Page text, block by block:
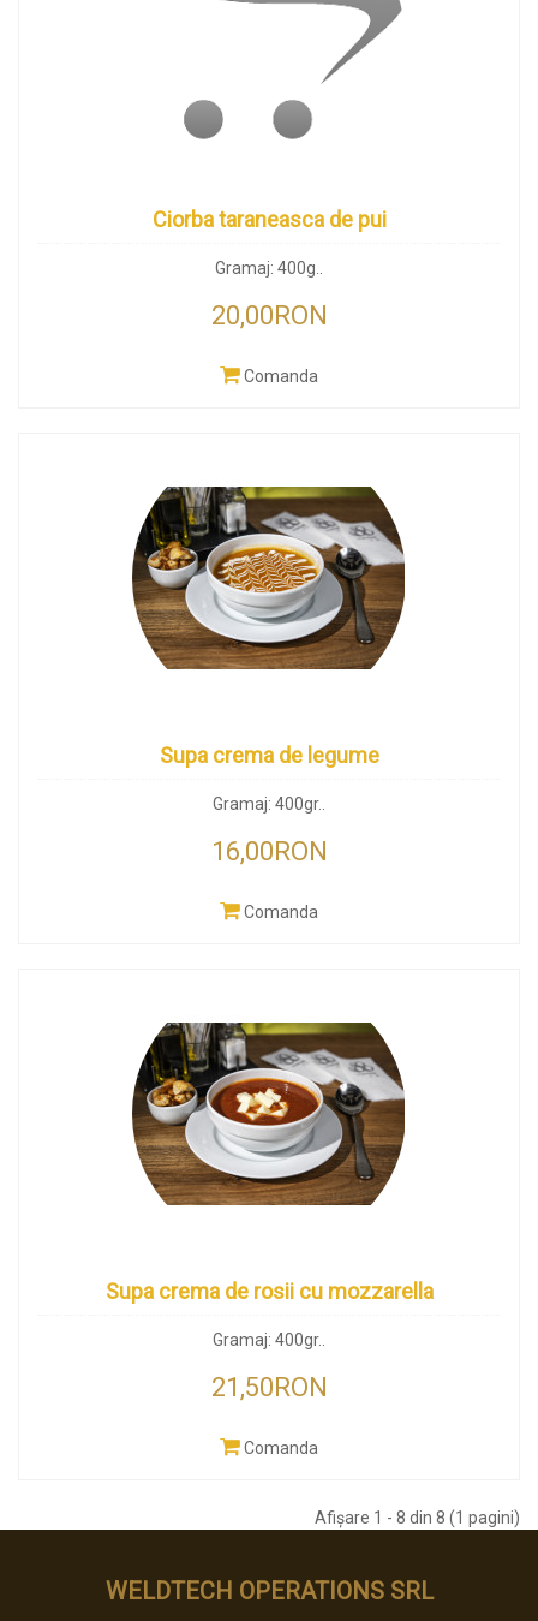
Ciorba taraneasca de pui
Gramaj: 400g..
20,00RON
Comanda
Supa crema de legume
Gramaj: 400gr..
16,00RON
Comanda
Supa crema de rosii cu mozzarella
Gramaj: 400gr..
21,50RON
Comanda
Afişare 1 - 8 din 8 (1 pagini)
WELDTECH OPERATIONS SRL